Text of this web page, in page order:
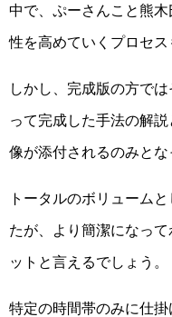
中で、ぷーさんこと熊
性を高めていくプロセス
しかし、完成版の方で
って完成した手法の解
像が添付されるのみとな
トータルのボリューム
たが、より簡潔になっ
ットと言えるでしょう。
特定の時間帯のみに仕